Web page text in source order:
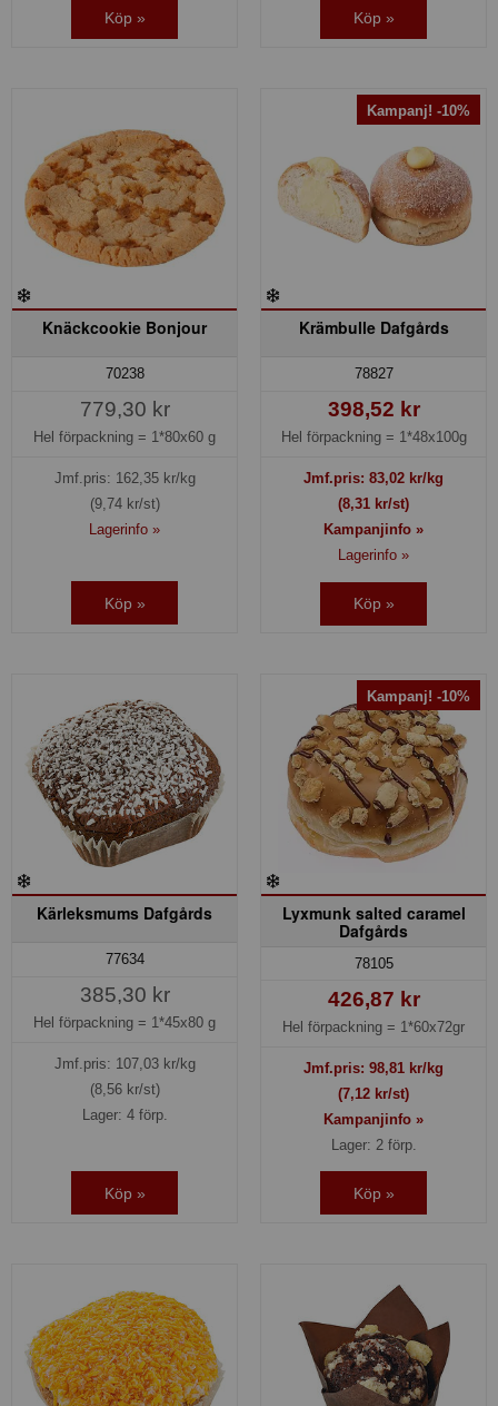
Köp » Köp »
Knäckcookie Bonjour
70238
779,30 kr
Hel förpackning = 1*80x60 g
Jmf.pris: 162,35kr/kg
(9,74 kr/st)
Lagerinfo »
Köp »
Kampanj! -10%
Krämbulle Dafgårds
78827
398,52 kr
Hel förpackning = 1*48x100g
Jmf.pris: 83,02 kr/kg
(8,31 kr/st)
Kampanjinfo »
Lagerinfo »
Köp »
Kärleksmums Dafgårds
77634
385,30 kr
Hel förpackning = 1*45x80 g
Jmf.pris: 107,03kr/kg
(8,56 kr/st)
Lager: 4 förp.
Köp »
Kampanj! -10%
Lyxmunk salted caramel
Dafgårds
78105
426,87 kr
Hel förpackning = 1*60x72gr
Jmf.pris: 98,81 kr/kg
(7,12 kr/st)
Kampanjinfo »
Lager: 2 förp.
Köp »